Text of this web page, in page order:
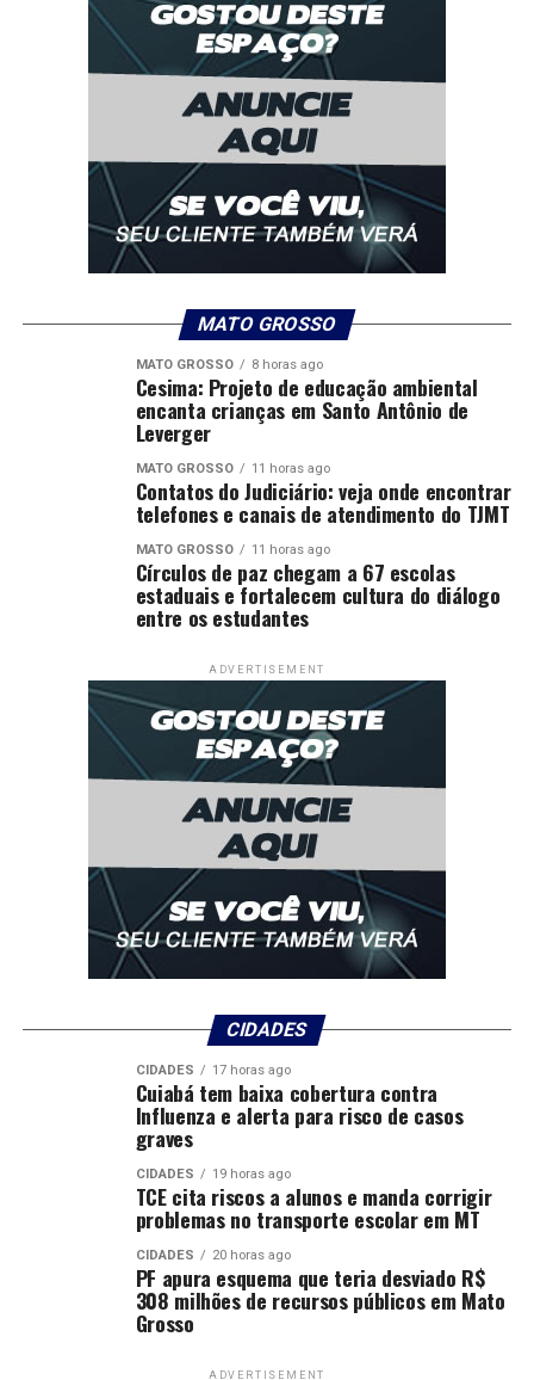
MATO GROSSO
MATO GROSSO 8 horas ago
Cesima: Projeto de educação ambiental
encanta crianças em Santo Antônio de
Leverger
MATO GROSSO 11 horas ago
Contatos do Judiciário: veja onde encontrar
telefones e canais de atendimento do TJMT
MATO GROSSO 11 horas ago
Círculos de paz chegam a 67 escolas
estaduais e fortalecem cultura do diálogo
entre os estudantes
ADVERTISEMENT
CIDADES
CIDADES 17 horas ago
Cuiabá tem baixa cobertura contra
Influenza e alerta para risco de casos
graves
CIDADES 19 horas ago
TCE cita riscos a alunos e manda corrigir
problemas no transporte escolar em MT
CIDADES 20 horas ago
PF apura esquema que teria desviado R$
308 milhões de recursos públicos em Mato
Grosso
ADVERTISEMENT